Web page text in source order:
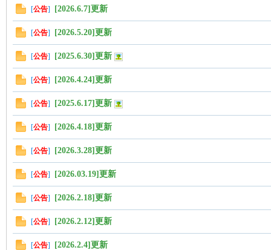
[公告] [2026.6.7]更新
[公告] [2026.5.20]更新
[公告] [2025.6.30]更新
[公告] [2026.4.24]更新
[公告] [2025.6.17]更新
[公告] [2026.4.18]更新
[公告] [2026.3.28]更新
[公告] [2026.03.19]更新
[公告] [2026.2.18]更新
[公告] [2026.2.12]更新
[公告] [2026.2.4]更新